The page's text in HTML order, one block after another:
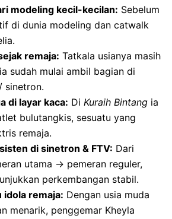
modeling kecil-kecilan: Sebelum
di dunia modeling dan catwalk
remaja: Tatkala usianya masih
sudah mulai ambil bagian di
sinetron.
di layar kaca: Di Kuraih Bintang ia
bulutangkis, sesuatu yang
remaja.
di sinetron & FTV: Dari
utama → pemeran reguler,
perkembangan stabil.
idola remaja: Dengan usia muda
menarik, penggemar Kheyla